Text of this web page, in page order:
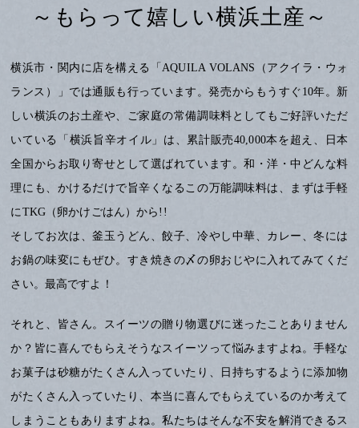
～もらって嬉しい横浜土産～
横浜市・関内に店を構える「AQUILA VOLANS（アクイラ・ウォ
ランス）」では通販も行っています。発売からもうすぐ10年。新
しい横浜のお土産や、ご家庭の常備調味料としてもご好評いただ
いている「横浜旨辛オイル」は、累計販売40,000本を超え、日本
全国からお取り寄せとして選ばれています。和・洋・中どんな料
理にも、かけるだけで旨辛くなるこの万能調味料は、まずは手軽
にTKG（卵かけごはん）から!!
そしてお次は、釜玉うどん、餃子、冷やし中華、カレー、冬には
お鍋の味変にもぜひ。すき焼きの〆の卵おじやに入れてみてくだ
さい。最高ですよ！
それと、皆さん。スイーツの贈り物選びに迷ったことありません
か？皆に喜んでもらえそうなスイーツって悩みますよね。手軽な
お菓子は砂糖がたくさん入っていたり、日持ちするように添加物
がたくさん入っていたり、本当に喜んでもらえているのか考えて
しまうこともありますよね。私たちはそんな不安を解消できるス